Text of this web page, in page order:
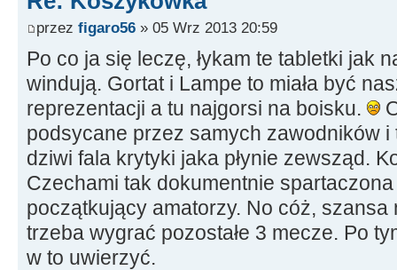
przez figaro56 » 05 Wrz 2013 20:59
Po co ja się leczę, łykam te tabletki jak
windują. Gortat i Lampe to miała być
reprezentacji a tu najgorsi na boisku.
podsycane przez samych zawodników
dziwi fala krytyki jaka płynie zewsząd.
Czechami tak dokumentnie
początkujący amatorzy. No cóż,
trzeba wygrać pozostałe 3 mecze. Po
w to uwierzyć.